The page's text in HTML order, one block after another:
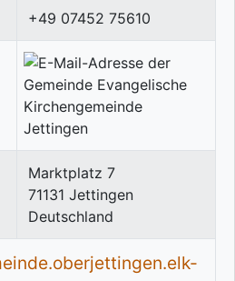
+49 07452 75610
Marktplatz 7
71131 Jettingen
Deutschland